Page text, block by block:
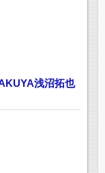
浅沼拓也